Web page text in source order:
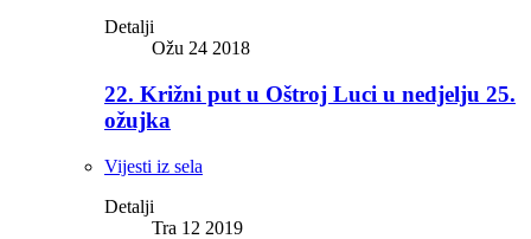
Detalji
Ožu 24 2018
22. Križni put u Oštroj Luci u nedjelju 25.
ožujka
Vijesti iz sela
Detalji
Tra 12 2019